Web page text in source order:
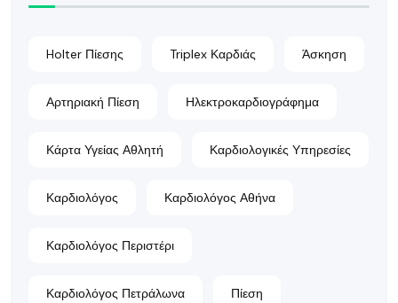
Holter Πίεσης Triplex Καρδιάς Άσκηση
Αρτηριακή Πίεση Ηλεκτροκαρδιογράφημα
Κάρτα Υγείας Αθλητή Καρδιολογικές Υπηρεσίες
Καρδιολόγος Καρδιολόγος Αθήνα
Καρδιολόγος Περιστέρι
Καρδιολόγος Πετράλωνα Πίεση